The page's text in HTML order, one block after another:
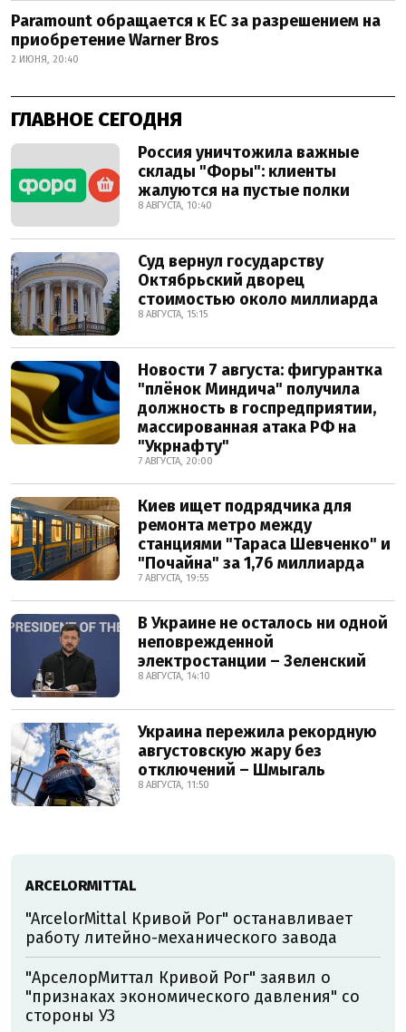
Paramount обращается к ЕС за разрешением на
приобретение Warner Bros
2 ИЮНЯ, 20:40
ГЛАВНОЕ СЕГОДНЯ
Россия уничтожила важные
склады "Форы": клиенты
жалуются на пустые полки
8 АВГУСТА, 10:40
Суд вернул государству
Октябрьский дворец
стоимостью около миллиарда
8 АВГУСТА, 15:15
Новости 7 августа: фигурантка
"плёнок Миндича" получила
должность в госпредприятии,
массированная атака РФ на
"Укрнафту"
7 АВГУСТА, 20:00
Киев ищет подрядчика для
ремонта метро между
станциями "Тараса Шевченко" и
"Почайна" за 1,76 миллиарда
7 АВГУСТА, 19:55
В Украине не осталось ни одной
неповрежденной
электростанции – Зеленский
8 АВГУСТА, 14:10
Украина пережила рекордную
августовскую жару без
отключений – Шмыгаль
8 АВГУСТА, 11:50
ARCELORMITTAL
"ArcelorMittal Кривой Рог" останавливает
работу литейно-механического завода
"АрселорМиттал Кривой Рог" заявил о
"признаках экономического давления" со
стороны УЗ